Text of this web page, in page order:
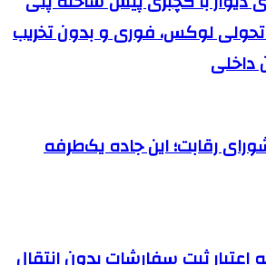
تحولی لوکس، فوری و بدون تخریب
داخلی
۸۵۶ شورای رقابت؛ این جاده یک‌طرفه
اعتبار ثبت سفارشات بدون انتقال